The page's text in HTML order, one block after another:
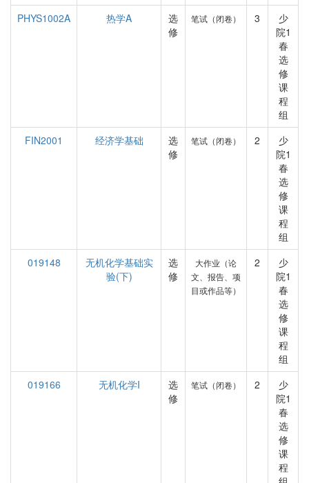
PHYS1002A
热学A
选
修
笔试（闭卷） 3
少
院1
春
选
修
课
程
组
FIN2001
经济学基础
选
修
笔试（闭卷） 2
少
院1
春
选
修
课
程
组
019148
无机化学基础实
验(下)
选
修
大作业（论
文、报告、项
目或作品等）
2
少
院1
春
选
修
课
程
组
019166
无机化学I
选
修
笔试（闭卷） 2
少
院1
春
选
修
课
程